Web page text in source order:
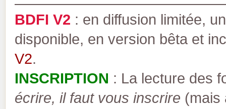
BDFI V2 : en diffusion limitée,
disponible, en version bêta et
V2.
INSCRIPTION : La lecture des
écrire, il faut vous inscrire (mais